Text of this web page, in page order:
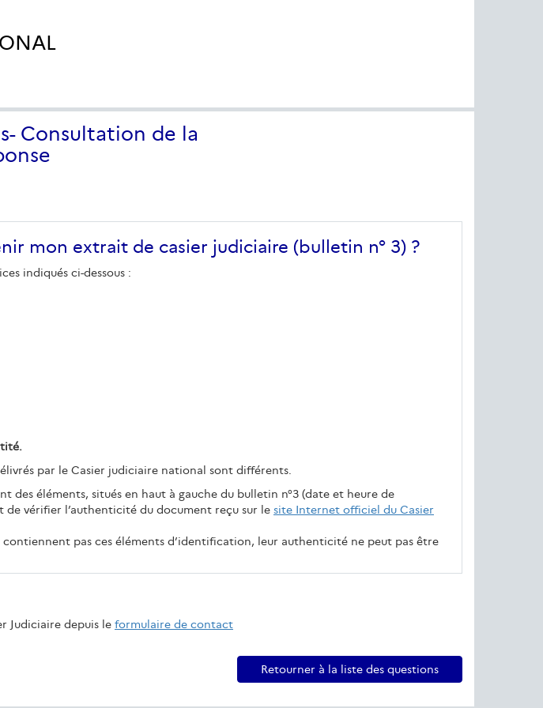
Consultation de la
mon extrait de casier judiciaire (bulletin n° 3) ?
indiqués ci-dessous :
par le Casier judiciaire national sont différents.
des éléments, situés en haut à gauche du bulletin n°3 (date et heure de
vérifier l’authenticité du document reçu sur le site Internet officiel du Casier
pas ces éléments d’identification, leur authenticité ne peut pas être
Judiciaire depuis le formulaire de contact
Retourner à la liste des questions